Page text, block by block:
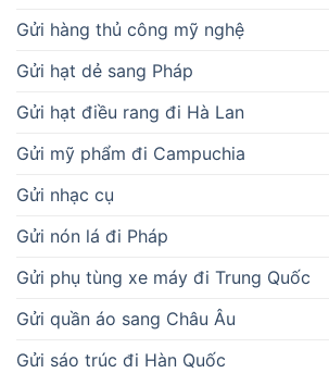
Gửi hàng thủ công mỹ nghệ
Gửi hạt dẻ sang Pháp
Gửi hạt điều rang đi Hà Lan
Gửi mỹ phẩm đi Campuchia
Gửi nhạc cụ
Gửi nón lá đi Pháp
Gửi phụ tùng xe máy đi Trung Quốc
Gửi quần áo sang Châu Âu
Gửi sáo trúc đi Hàn Quốc